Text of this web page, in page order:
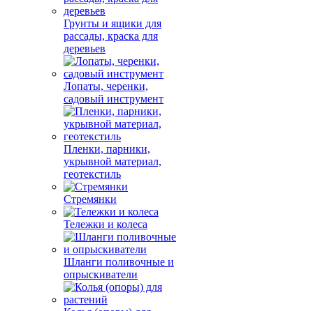
Грунты и ящики для
рассады, краска для
деревьев
Лопаты, черенки,
садовый инструмент
Пленки, парники,
укрывной материал,
геотекстиль
Стремянки
Тележки и колеса
Шланги поливочные и
опрыскиватели